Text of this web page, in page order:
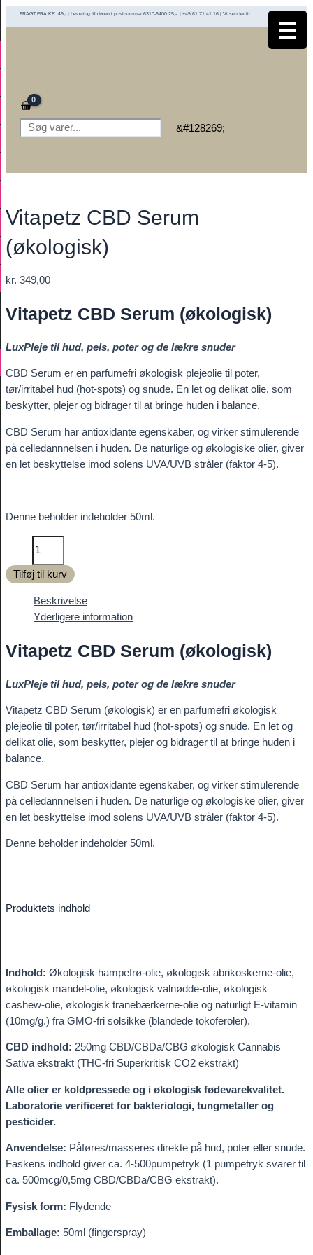
til
FRAGT FRA KR. 49,- | Levering til døren i postnummer 6310-6400 25,- | +45 61 71 41 16 | Vi sender til:
Søg &#128269;
Vitapetz CBD Serum
(økologisk)
kr. 349,00
Vitapetz CBD Serum (økologisk)
LuxPleje til hud, pels, poter og de lækre snuder
CBD Serum er en parfumefri økologisk plejeolie til poter,
tør/irritabel hud (hot-spots) og snude. En let og delikat olie, som
beskytter, plejer og bidrager til at bringe huden i balance.
CBD Serum har antioxidante egenskaber, og virker stimulerende
på celledannnelsen i huden. De naturlige og økologiske olier, giver
en let beskyttelse imod solens UVA/UVB stråler (faktor 4-5).
Denne beholder indeholder 50ml.
Serum
Tilføj til kurv
Beskrivelse
Yderligere information
Vitapetz CBD Serum (økologisk)
LuxPleje til hud, pels, poter og de lækre snuder
Vitapetz CBD Serum (økologisk) er en parfumefri økologisk
plejeolie til poter, tør/irritabel hud (hot-spots) og snude. En let og
delikat olie, som beskytter, plejer og bidrager til at bringe huden i
balance.
CBD Serum har antioxidante egenskaber, og virker stimulerende
på celledannnelsen i huden. De naturlige og økologiske olier, giver
en let beskyttelse imod solens UVA/UVB stråler (faktor 4-5).
Denne beholder indeholder 50ml.
Produktets indhold
Indhold: Økologisk hampefrø-olie, økologisk abrikoskerne-olie,
økologisk mandel-olie, økologisk valnødde-olie, økologisk
cashew-olie, økologisk tranebærkerne-olie og naturligt E-vitamin
(10mg/g.) fra GMO-fri solsikke (blandede tokoferoler).
CBD indhold: 250mg CBD/CBDa/CBG økologisk Cannabis
Sativa ekstrakt (THC-fri Superkritisk CO2 ekstrakt)
Alle olier er koldpressede og i økologisk fødevarekvalitet.
Laboratorie verificeret for bakteriologi, tungmetaller og
pesticider.
Anvendelse: Påføres/masseres direkte på hud, poter eller snude.
Faskens indhold giver ca. 4-500pumpetryk (1 pumpetryk svarer til
ca. 500mcg/0,5mg CBD/CBDa/CBG ekstrakt).
Fysisk form: Flydende
Emballage: 50ml (fingerspray)